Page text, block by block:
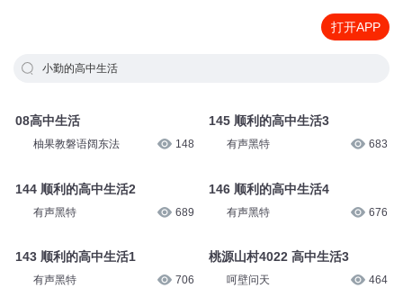
打开APP
小勤的高中生活
08高中生活
柚果教磐语阔东法 148
144 顺利的高中生活2
有声黑特 689
143 顺利的高中生活1
有声黑特 706
145 顺利的高中生活3
有声黑特 683
146 顺利的高中生活4
有声黑特 676
桃源山村4022 高中生活3
呵壁问天 464